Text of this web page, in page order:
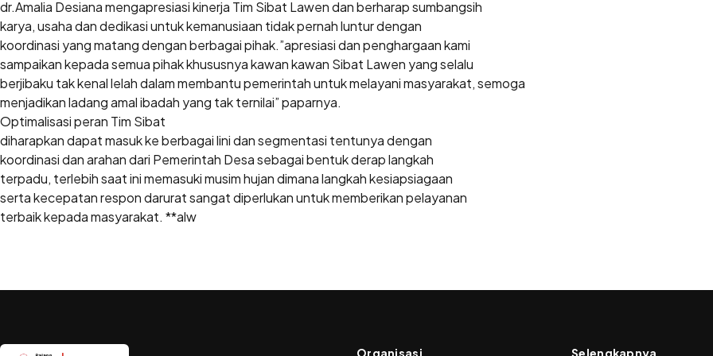
dr.Amalia Desiana mengapresiasi kinerja Tim Sibat Lawen dan berharap sumbangsih
karya, usaha dan dedikasi untuk kemanusiaan tidak pernah luntur dengan
koordinasi yang matang dengan berbagai pihak.”apresiasi dan penghargaan kami
sampaikan kepada semua pihak khususnya kawan kawan Sibat Lawen yang selalu
berjibaku tak kenal lelah dalam membantu pemerintah untuk melayani masyarakat, semoga
menjadikan ladang amal ibadah yang tak ternilai” paparnya.
Optimalisasi peran Tim Sibat
diharapkan dapat masuk ke berbagai lini dan segmentasi tentunya dengan
koordinasi dan arahan dari Pemerintah Desa sebagai bentuk derap langkah
terpadu, terlebih saat ini memasuki musim hujan dimana langkah kesiapsiagaan
serta kecepatan respon darurat sangat diperlukan untuk memberikan pelayanan
terbaik kepada masyarakat. **alw
Organisasi Selengkapnya